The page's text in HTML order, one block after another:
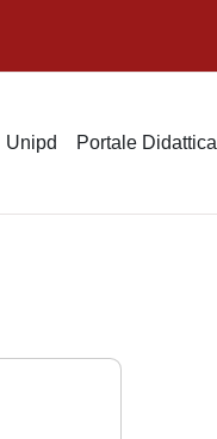
Unipd Portale Didattica